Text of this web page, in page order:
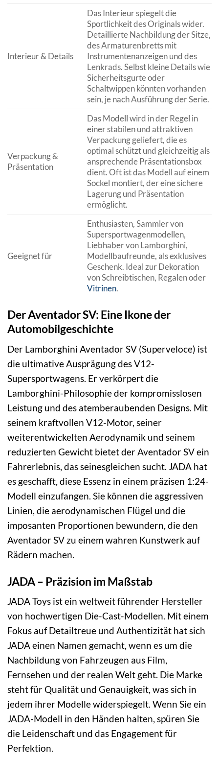
Interieur & Details
Das Interieur spiegelt die
Sportlichkeit des Originals wider.
Detaillierte Nachbildung der Sitze,
des Armaturenbretts mit
Instrumentenanzeigen und des
Lenkrads. Selbst kleine Details wie
Sicherheitsgurte oder
Schaltwippen könnten vorhanden
sein, je nach Ausführung der Serie.
Verpackung &
Präsentation
Das Modell wird in der Regel in
einer stabilen und attraktiven
Verpackung geliefert, die es
optimal schützt und gleichzeitig als
ansprechende Präsentationsbox
dient. Oft ist das Modell auf einem
Sockel montiert, der eine sichere
Lagerung und Präsentation
ermöglicht.
Geeignet für
Enthusiasten, Sammler von
Supersportwagenmodellen,
Liebhaber von Lamborghini,
Modellbaufreunde, als exklusives
Geschenk. Ideal zur Dekoration
von Schreibtischen, Regalen oder
Vitrinen.
Der Aventador SV: Eine Ikone der
Automobilgeschichte
Der Lamborghini Aventador SV (Superveloce) ist
die ultimative Ausprägung des V12-
Supersportwagens. Er verkörpert die
Lamborghini-Philosophie der kompromisslosen
Leistung und des atemberaubenden Designs. Mit
seinem kraftvollen V12-Motor, seiner
weiterentwickelten Aerodynamik und seinem
reduzierten Gewicht bietet der Aventador SV ein
Fahrerlebnis, das seinesgleichen sucht. JADA hat
es geschafft, diese Essenz in einem präzisen 1:24-
Modell einzufangen. Sie können die aggressiven
Linien, die aerodynamischen Flügel und die
imposanten Proportionen bewundern, die den
Aventador SV zu einem wahren Kunstwerk auf
Rädern machen.
JADA – Präzision im Maßstab
JADA Toys ist ein weltweit führender Hersteller
von hochwertigen Die-Cast-Modellen. Mit einem
Fokus auf Detailtreue und Authentizität hat sich
JADA einen Namen gemacht, wenn es um die
Nachbildung von Fahrzeugen aus Film,
Fernsehen und der realen Welt geht. Die Marke
steht für Qualität und Genauigkeit, was sich in
jedem ihrer Modelle widerspiegelt. Wenn Sie ein
JADA-Modell in den Händen halten, spüren Sie
die Leidenschaft und das Engagement für
Perfektion.